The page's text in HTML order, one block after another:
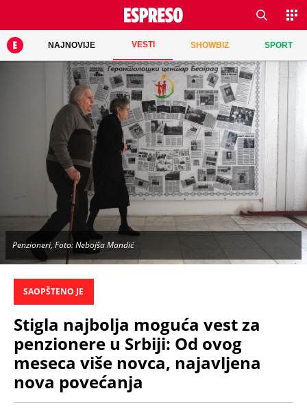
NAJNOVIJE VESTI SHOWBIZ SPORT
Penzioneri, Foto: Nebojša Mandić
SAOPŠTENO JE
Stigla najbolja moguća vest za
penzionere u Srbiji: Od ovog
meseca više novca, najavljena
nova povećanja